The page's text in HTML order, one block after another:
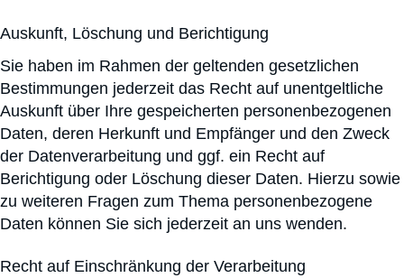
Auskunft, Löschung und Berichtigung
Sie haben im Rahmen der geltenden gesetzlichen
Bestimmungen jederzeit das Recht auf unentgeltliche
Auskunft über Ihre gespeicherten personenbezogenen
Daten, deren Herkunft und Empfänger und den Zweck
der Datenverarbeitung und ggf. ein Recht auf
Berichtigung oder Löschung dieser Daten. Hierzu sowie
zu weiteren Fragen zum Thema personenbezogene
Daten können Sie sich jederzeit an uns wenden.
Recht auf Einschränkung der Verarbeitung